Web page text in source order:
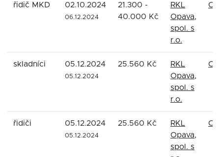
řidič MKD 02.10.2024
06.12.2024
21.300 -
40.000 Kč
RKL
Opava,
spol. s
r.o.
skladníci 05.12.2024
05.12.2024
25.560 Kč
RKL
Opava,
spol. s
r.o.
řidiči 05.12.2024
05.12.2024
25.560 Kč
RKL
Opava,
spol. s